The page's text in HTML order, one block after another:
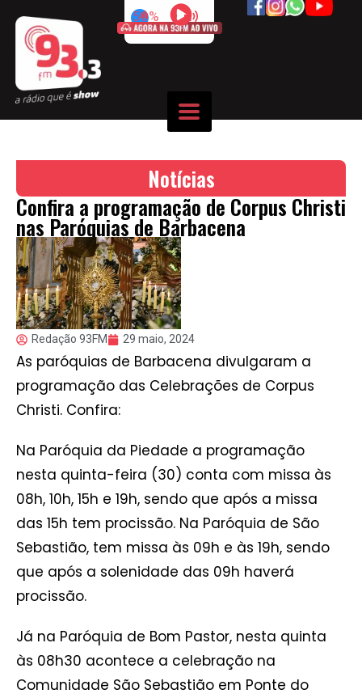
50%
Notícias
Confira a programação de Corpus Christi
nas Paróquias de Barbacena
Redação 93FM 29 maio, 2024
As paróquias de Barbacena divulgaram a
programação das Celebrações de Corpus
Christi. Confira:
Na Paróquia da Piedade a programação
nesta quinta-feira (30) conta com missa às
08h, 10h, 15h e 19h, sendo que após a missa
das 15h tem procissão. Na Paróquia de São
Sebastião, tem missa às 09h e às 19h, sendo
que após a solenidade das 09h haverá
procissão.
Já na Paróquia de Bom Pastor, nesta quinta
às 08h30 acontece a celebração na
Comunidade São Sebastião em Ponte do